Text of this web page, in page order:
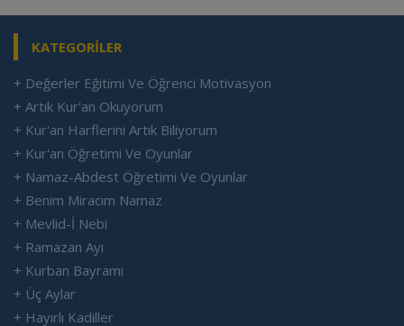
KATEGORİLER
+ Değerler Eğitimi Ve Öğrenci Motivasyon
+ Artık Kur'an Okuyorum
+ Kur'an Harflerini Artık Biliyorum
+ Kur'an Öğretimi Ve Oyunlar
+ Namaz-Abdest Öğretimi Ve Oyunlar
+ Benim Miracım Namaz
+ Mevlid-İ Nebi
+ Ramazan Ayı
+ Kurban Bayramı
+ Üç Aylar
+ Hayırlı Kadiller